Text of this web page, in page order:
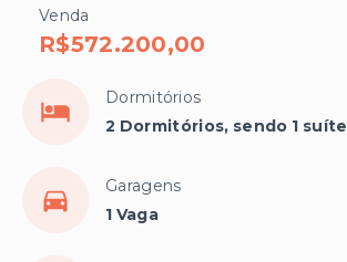
Venda
R$572.200,00
Dormitórios
2 Dormitórios, sendo 1 suíte
Garagens
1 Vaga